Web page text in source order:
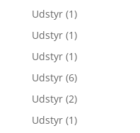
Udstyr (1)
Udstyr (1)
Udstyr (1)
Udstyr (6)
Udstyr (2)
Udstyr (1)